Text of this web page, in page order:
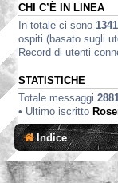
CHI C’È IN LINEA
In totale ci sono 1341
ospiti (basato sugli
Record di utenti
STATISTICHE
Totale messaggi
• Ultimo iscritto
Indice